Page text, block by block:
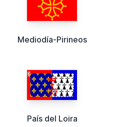
Mediodía-Pirineos
País del Loira